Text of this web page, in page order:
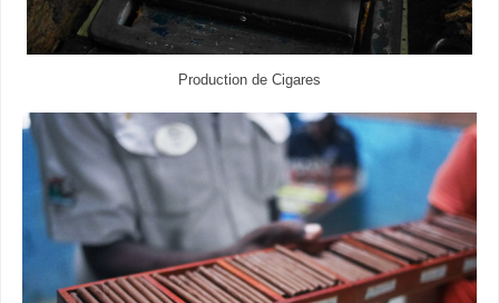
Production de Cigares